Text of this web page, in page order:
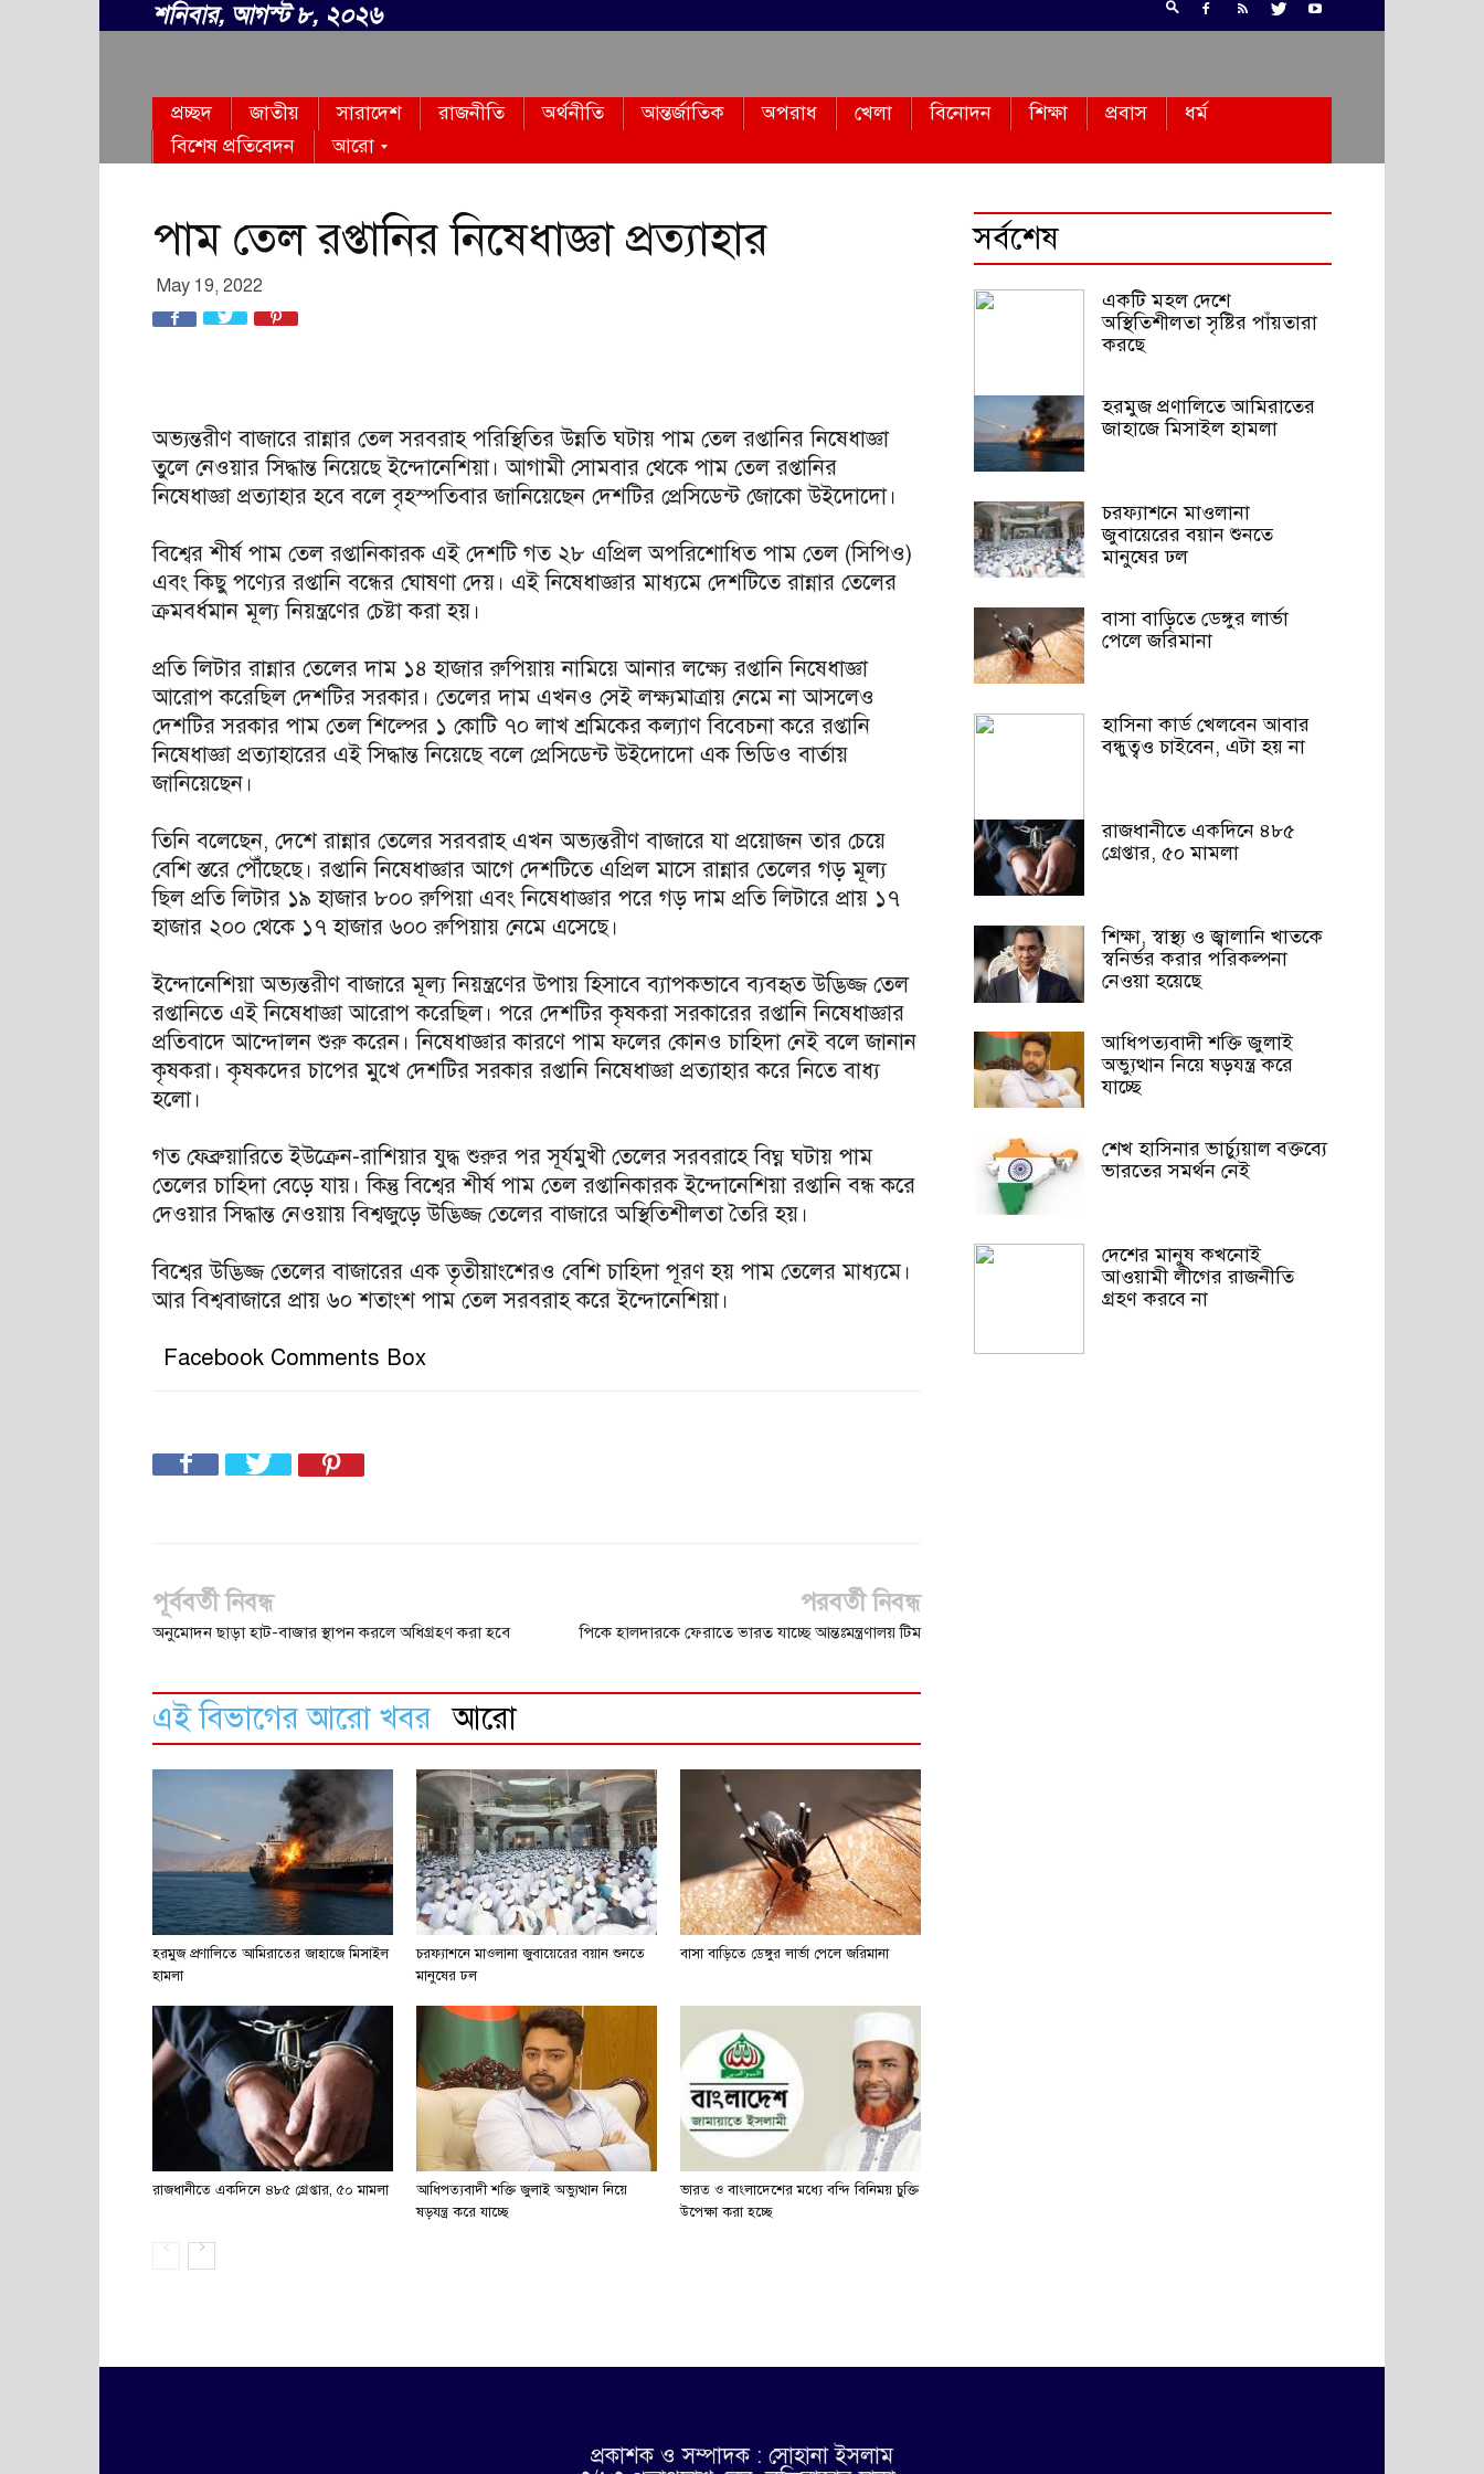
শনিবার, আগস্ট ৮, ২০২৬
বাংলা
প্রচ্ছদ জাতীয় সারাদেশ রাজনীতি অর্থনীতি আন্তর্জাতিক অপরাধ খেলা বিনোদন শিক্ষা প্রবাস
ধর্ম
বিশেষ প্রতিবেদন
আরো
পাম তেল রপ্তানির নিষেধাজ্ঞা প্রত্যাহার
May 19, 2022
অভ্যন্তরীণ বাজারে রান্নার তেল সরবরাহ পরিস্থিতির উন্নতি ঘটায় পাম তেল রপ্তানির নিষেধাজ্ঞা
তুলে নেওয়ার সিদ্ধান্ত নিয়েছে ইন্দোনেশিয়া। আগামী সোমবার থেকে পাম তেল রপ্তানির
নিষেধাজ্ঞা প্রত্যাহার হবে বলে বৃহস্পতিবার জানিয়েছেন দেশটির প্রেসিডেন্ট জোকো উইদোদো।
বিশ্বের শীর্ষ পাম তেল রপ্তানিকারক এই দেশটি গত ২৮ এপ্রিল অপরিশোধিত পাম তেল (সিপিও)
এবং কিছু পণ্যের রপ্তানি বন্ধের ঘোষণা দেয়। এই নিষেধাজ্ঞার মাধ্যমে দেশটিতে রান্নার তেলের
ক্রমবর্ধমান মূল্য নিয়ন্ত্রণের চেষ্টা করা হয়।
প্রতি লিটার রান্নার তেলের দাম ১৪ হাজার রুপিয়ায় নামিয়ে আনার লক্ষ্যে রপ্তানি নিষেধাজ্ঞা
আরোপ করেছিল দেশটির সরকার। তেলের দাম এখনও সেই লক্ষ্যমাত্রায় নেমে না আসলেও
দেশটির সরকার পাম তেল শিল্পের ১ কোটি ৭০ লাখ শ্রমিকের কল্যাণ বিবেচনা করে রপ্তানি
নিষেধাজ্ঞা প্রত্যাহারের এই সিদ্ধান্ত নিয়েছে বলে প্রেসিডেন্ট উইদোদো এক ভিডিও বার্তায়
জানিয়েছেন।
তিনি বলেছেন, দেশে রান্নার তেলের সরবরাহ এখন অভ্যন্তরীণ বাজারে যা প্রয়োজন তার চেয়ে
বেশি স্তরে পৌঁছেছে। রপ্তানি নিষেধাজ্ঞার আগে দেশটিতে এপ্রিল মাসে রান্নার তেলের গড় মূল্য
ছিল প্রতি লিটার ১৯ হাজার ৮০০ রুপিয়া এবং নিষেধাজ্ঞার পরে গড় দাম প্রতি লিটারে প্রায় ১৭
হাজার ২০০ থেকে ১৭ হাজার ৬০০ রুপিয়ায় নেমে এসেছে।
ইন্দোনেশিয়া অভ্যন্তরীণ বাজারে মূল্য নিয়ন্ত্রণের উপায় হিসাবে ব্যাপকভাবে ব্যবহৃত উদ্ভিজ্জ তেল
রপ্তানিতে এই নিষেধাজ্ঞা আরোপ করেছিল। পরে দেশটির কৃষকরা সরকারের রপ্তানি নিষেধাজ্ঞার
প্রতিবাদে আন্দোলন শুরু করেন। নিষেধাজ্ঞার কারণে পাম ফলের কোনও চাহিদা নেই বলে জানান
কৃষকরা। কৃষকদের চাপের মুখে দেশটির সরকার রপ্তানি নিষেধাজ্ঞা প্রত্যাহার করে নিতে বাধ্য
হলো।
গত ফেব্রুয়ারিতে ইউক্রেন-রাশিয়ার যুদ্ধ শুরুর পর সূর্যমুখী তেলের সরবরাহে বিঘ্ন ঘটায় পাম
তেলের চাহিদা বেড়ে যায়। কিন্তু বিশ্বের শীর্ষ পাম তেল রপ্তানিকারক ইন্দোনেশিয়া রপ্তানি বন্ধ করে
দেওয়ার সিদ্ধান্ত নেওয়ায় বিশ্বজুড়ে উদ্ভিজ্জ তেলের বাজারে অস্থিতিশীলতা তৈরি হয়।
বিশ্বের উদ্ভিজ্জ তেলের বাজারের এক তৃতীয়াংশেরও বেশি চাহিদা পূরণ হয় পাম তেলের মাধ্যমে।
আর বিশ্ববাজারে প্রায় ৬০ শতাংশ পাম তেল সরবরাহ করে ইন্দোনেশিয়া।
Facebook Comments Box
পূর্ববর্তী নিবন্ধ
অনুমোদন ছাড়া হাট-বাজার স্থাপন করলে অধিগ্রহণ করা হবে
পরবর্তী নিবন্ধ
পিকে হালদারকে ফেরাতে ভারত যাচ্ছে আন্তঃমন্ত্রণালয় টিম
এই বিভাগের আরো খবর আরো
হরমুজ প্রণালিতে আমিরাতের জাহাজে মিসাইল
হামলা
চরফ্যাশনে মাওলানা জুবায়েরের বয়ান শুনতে
মানুষের ঢল
বাসা বাড়িতে ডেঙ্গুর লার্ভা পেলে জরিমানা
রাজধানীতে একদিনে ৪৮৫ গ্রেপ্তার, ৫০ মামলা
আধিপত্যবাদী শক্তি জুলাই অভ্যুত্থান নিয়ে
ষড়যন্ত্র করে যাচ্ছে
ভারত ও বাংলাদেশের মধ্যে বন্দি বিনিময় চুক্তি
উপেক্ষা করা হচ্ছে
সর্বশেষ
একটি মহল দেশে
অস্থিতিশীলতা সৃষ্টির পাঁয়তারা
করছে
হরমুজ প্রণালিতে আমিরাতের
জাহাজে মিসাইল হামলা
চরফ্যাশনে মাওলানা
জুবায়েরের বয়ান শুনতে
মানুষের ঢল
বাসা বাড়িতে ডেঙ্গুর লার্ভা
পেলে জরিমানা
হাসিনা কার্ড খেলবেন আবার
বন্ধুত্বও চাইবেন, এটা হয় না
রাজধানীতে একদিনে ৪৮৫
গ্রেপ্তার, ৫০ মামলা
শিক্ষা, স্বাস্থ্য ও জ্বালানি খাতকে
স্বনির্ভর করার পরিকল্পনা
নেওয়া হয়েছে
আধিপত্যবাদী শক্তি জুলাই
অভ্যুত্থান নিয়ে ষড়যন্ত্র করে
যাচ্ছে
শেখ হাসিনার ভার্চ্যুয়াল বক্তব্যে
ভারতের সমর্থন নেই
দেশের মানুষ কখনোই
আওয়ামী লীগের রাজনীতি
গ্রহণ করবে না
প্রকাশক ও সম্পাদক : সোহানা ইসলাম